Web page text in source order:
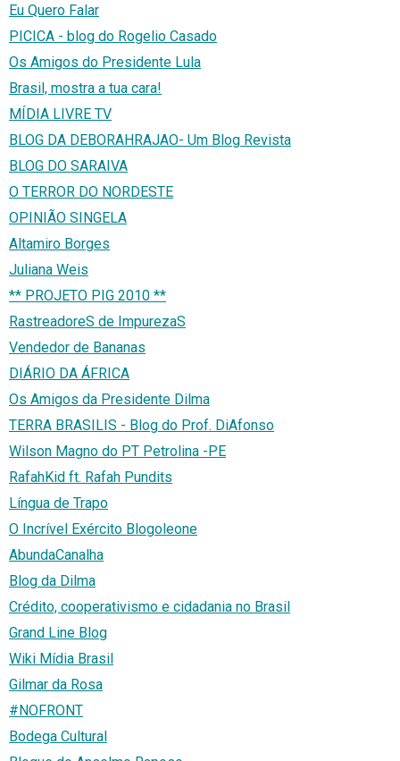
Eu Quero Falar
PICICA - blog do Rogelio Casado
Os Amigos do Presidente Lula
Brasil, mostra a tua cara!
MÍDIA LIVRE TV
BLOG DA DEBORAHRAJAO- Um Blog Revista
BLOG DO SARAIVA
O TERROR DO NORDESTE
OPINIÃO SINGELA
Altamiro Borges
Juliana Weis
** PROJETO PIG 2010 **
RastreadoreS de ImpurezaS
Vendedor de Bananas
DIÁRIO DA ÁFRICA
Os Amigos da Presidente Dilma
TERRA BRASILIS - Blog do Prof. DiAfonso
Wilson Magno do PT Petrolina -PE
RafahKid ft. Rafah Pundits
Língua de Trapo
O Incrível Exército Blogoleone
AbundaCanalha
Blog da Dilma
Crédito, cooperativismo e cidadania no Brasil
Grand Line Blog
Wiki Mídia Brasil
Gilmar da Rosa
#NOFRONT
Bodega Cultural